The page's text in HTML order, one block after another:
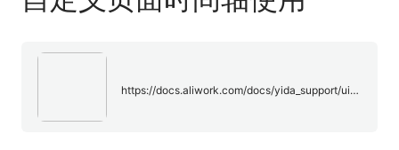
https://docs.aliwork.com/docs/yida_support/ui648w/ynk2lo